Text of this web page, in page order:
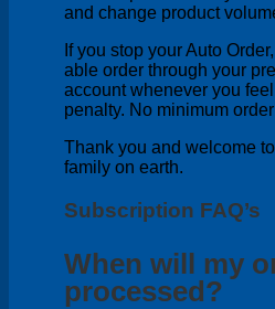
and change product
If you stop your Auto
able order through your
account whenever you
penalty. No minimum
Thank you and welcome
family on earth.
Subscription FAQ’s
When will my
processed?